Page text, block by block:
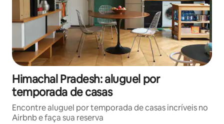
Himachal Pradesh: aluguel por
temporada de casas
Encontre aluguel por temporada de casas incríveis no
Airbnb e faça sua reserva